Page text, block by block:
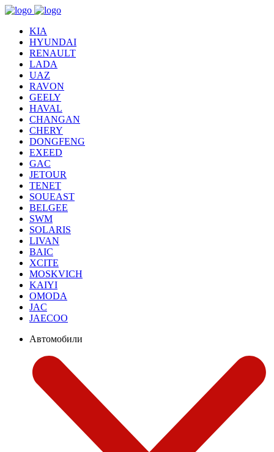
KIA
HYUNDAI
RENAULT
LADA
UAZ
RAVON
GEELY
HAVAL
CHANGAN
CHERY
DONGFENG
EXEED
GAC
JETOUR
TENET
SOUEAST
BELGEE
SWM
SOLARIS
LIVAN
BAIC
XCITE
MOSKVICH
KAIYI
OMODA
JAC
JAECOO
Автомобили